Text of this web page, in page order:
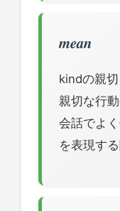
mean
kindの親
親切な行
会話でよ
を表現す